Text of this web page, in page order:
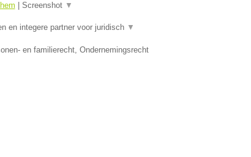
Screenshot ▼
en integere partner voor juridisch ▼
en familierecht, Ondernemingsrecht